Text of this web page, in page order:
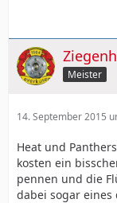
Meister
14. September 2015
Heat und
kosten ein
pennen und die
dabei sogar